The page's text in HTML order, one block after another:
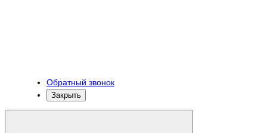
Обратный звонок
Закрыть